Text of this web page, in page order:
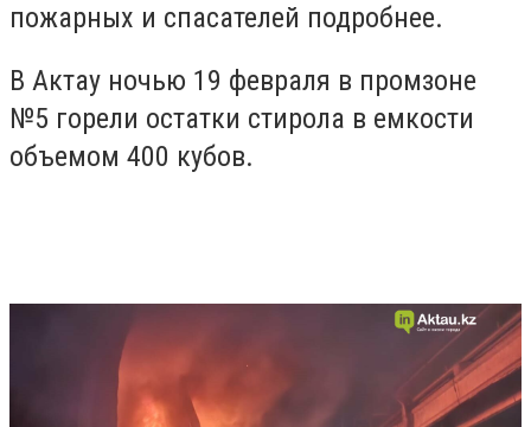
пожарных и спасателей подробнее.
В Актау ночью 19 февраля в промзоне
№5 горели остатки стирола в емкости
объемом 400 кубов.